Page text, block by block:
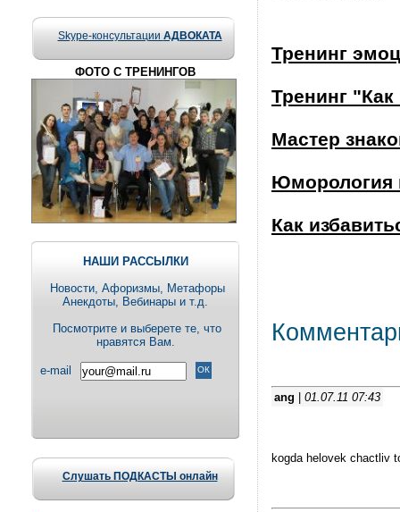
Skype-консультации АДВОКАТА
ФОТО С ТРЕНИНГОВ
НАШИ РАССЫЛКИ
Новости, Aфоризмы, Метафоры
Анекдоты, Вебинары и т.д.
Посмотрите и выберете те, что
нравятся Вам.
e-mail
Слушать ПОДКАСТЫ онлайн
Тренинг
Тренинг
Мастер
Юморология
Как
ang 01.07.11 07:43
kogda helovek chactliv